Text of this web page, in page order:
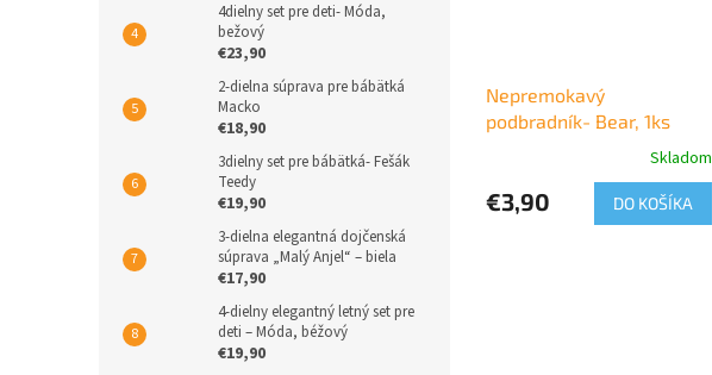
4dielny set pre deti- Móda,
bežový
€23,90
2-dielna súprava pre bábätká
Macko
€18,90
3dielny set pre bábätká- Fešák
Teedy
€19,90
3-dielna elegantná dojčenská
súprava „Malý Anjel“ – biela
€17,90
4-dielny elegantný letný set pre
deti – Móda, béžový
€19,90
Nepremokavý
podbradník- Bear, 1ks
Skladom
€3,90 DO KOŠÍKA